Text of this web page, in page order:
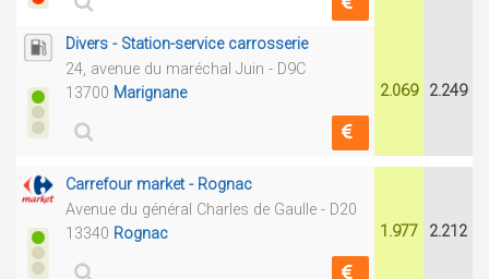
Divers - Station-service carrosserie
24, avenue du maréchal Juin - D9C
13700 Marignane 2.069 2.249
Carrefour market - Rognac
Avenue du général Charles de Gaulle - D20
13340 Rognac 1.977 2.212